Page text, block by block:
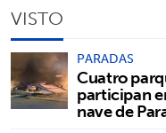
VISTO
PARADAS
Cuatro
participan
nave de